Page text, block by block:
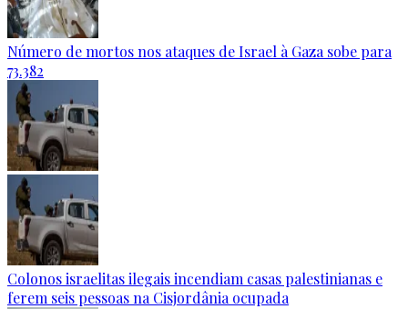
Número de mortos nos ataques de Israel à Gaza sobe para
73.382
Colonos israelitas ilegais incendiam casas palestinianas e
ferem seis pessoas na Cisjordânia ocupada